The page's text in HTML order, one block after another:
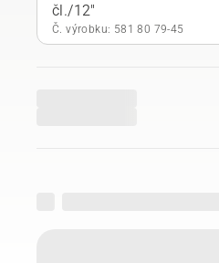
čl./12"
Č. výrobku: 581 80 79‑45